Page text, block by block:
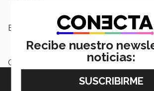
Etiquetas: WER, Chiapas,
Categoría:
Recibe nuestro
noticias: